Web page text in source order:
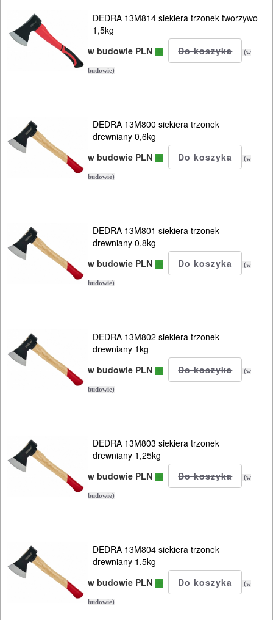
Akumulatorowe
Ręczne
piły
płatnice
siekiery
kosiarki
zraszacze
DEDRA 13M814 siekiera trzonek tworzywo
1,5kg
w budowie PLN
(w
budowie)
DEDRA 13M800 siekiera trzonek
drewniany 0,6kg
w budowie PLN
(w
budowie)
DEDRA 13M801 siekiera trzonek
drewniany 0,8kg
w budowie PLN
(w
budowie)
DEDRA 13M802 siekiera trzonek
drewniany 1kg
w budowie PLN
(w
budowie)
DEDRA 13M803 siekiera trzonek
drewniany 1,25kg
w budowie PLN
(w
budowie)
DEDRA 13M804 siekiera trzonek
drewniany 1,5kg
w budowie PLN
(w
budowie)